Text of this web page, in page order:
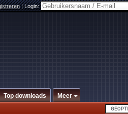
|Login:
Top downloads Meer